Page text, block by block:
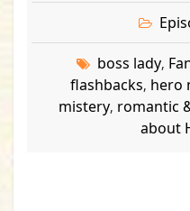
boss lady,
flashbacks, hero
mistery, romantic
about